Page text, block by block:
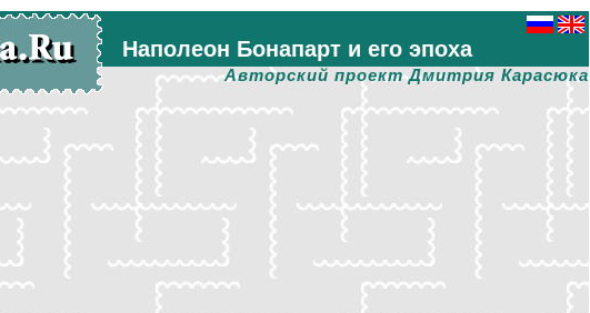
Наполеон Бонапарт и его эпоха
Авторский проект Дмитрия Карасюка